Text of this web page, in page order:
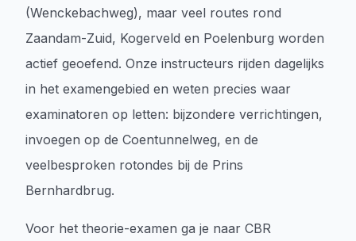
(Wenckebachweg), maar veel routes rond
Zaandam-Zuid, Kogerveld en Poelenburg worden
actief geoefend. Onze instructeurs rijden dagelijks
in het examengebied en weten precies waar
examinatoren op letten: bijzondere verrichtingen,
invoegen op de Coentunnelweg, en de
veelbesproken rotondes bij de Prins
Bernhardbrug.
Voor het theorie-examen ga je naar CBR